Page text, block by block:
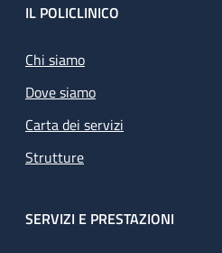
Footer
IL POLICLINICO
Chi siamo
Dove siamo
Carta dei servizi
Strutture
SERVIZI E PRESTAZIONI